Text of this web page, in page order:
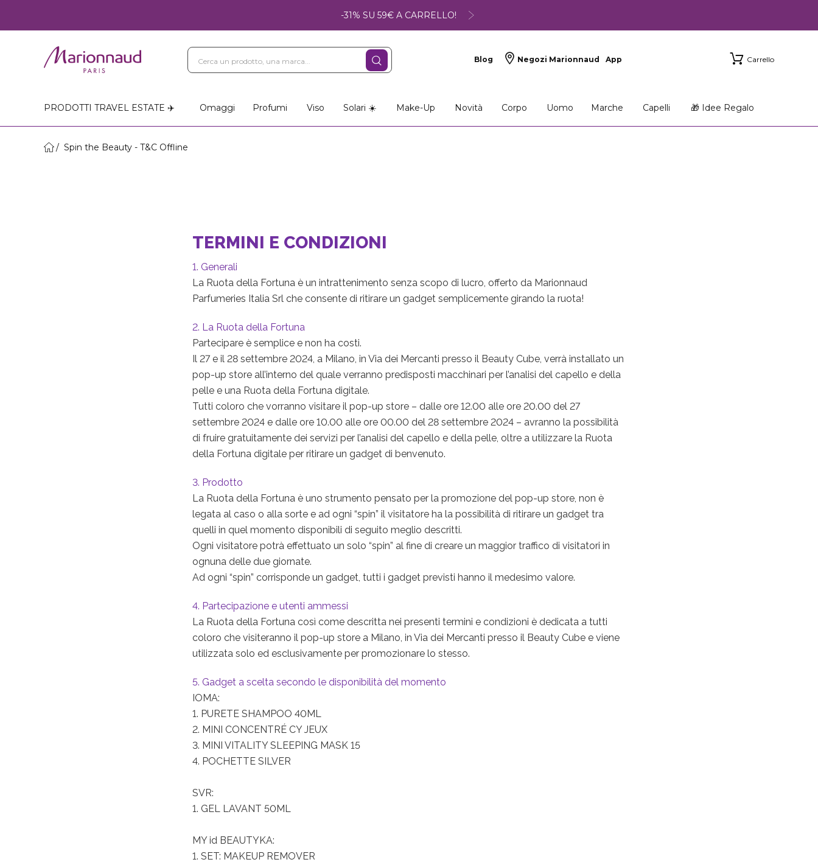
-31% SU 59€ A CARRELLO!
Blog Negozi Marionnaud App Carrello
PRODOTTI TRAVEL ESTATE ✈️ Omaggi Profumi Viso Solari ☀️ Make-Up Novità Corpo Uomo Marche Capelli 🎁 Idee Regalo
Spin the Beauty - T&C Offline
TERMINI E CONDIZIONI
1. Generali
La Ruota della Fortuna è un intrattenimento senza scopo di lucro, offerto da Marionnaud
Parfumeries Italia Srl che consente di ritirare un gadget semplicemente girando la ruota!
2. La Ruota della Fortuna
Partecipare è semplice e non ha costi.
Il 27 e il 28 settembre 2024, a Milano, in Via dei Mercanti presso il Beauty Cube, verrà installato un
pop-up store all’interno del quale verranno predisposti macchinari per l’analisi del capello e della
pelle e una Ruota della Fortuna digitale.
Tutti coloro che vorranno visitare il pop-up store – dalle ore 12.00 alle ore 20.00 del 27
settembre 2024 e dalle ore 10.00 alle ore 00.00 del 28 settembre 2024 – avranno la possibilità
di fruire gratuitamente dei servizi per l’analisi del capello e della pelle, oltre a utilizzare la Ruota
della Fortuna digitale per ritirare un gadget di benvenuto.
3. Prodotto
La Ruota della Fortuna è uno strumento pensato per la promozione del pop-up store, non è
legata al caso o alla sorte e ad ogni “spin” il visitatore ha la possibilità di ritirare un gadget tra
quelli in quel momento disponibili di seguito meglio descritti.
Ogni visitatore potrà effettuato un solo “spin” al fine di creare un maggior traffico di visitatori in
ognuna delle due giornate.
Ad ogni “spin” corrisponde un gadget, tutti i gadget previsti hanno il medesimo valore.
4. Partecipazione e utenti ammessi
La Ruota della Fortuna così come descritta nei presenti termini e condizioni è dedicata a tutti
coloro che visiteranno il pop-up store a Milano, in Via dei Mercanti presso il Beauty Cube e viene
utilizzata solo ed esclusivamente per promozionare lo stesso.
5. Gadget a scelta secondo le disponibilità del momento
IOMA:
1. PURETE SHAMPOO 40ML
2. MINI CONCENTRÉ CY JEUX
3. MINI VITALITY SLEEPING MASK 15
4. POCHETTE SILVER
SVR:
1. GEL LAVANT 50ML
MY id BEAUTYKA:
1. SET: MAKEUP REMOVER